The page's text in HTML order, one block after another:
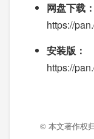
网盘下载：
https://
安装版：
https://
© 本文著作权